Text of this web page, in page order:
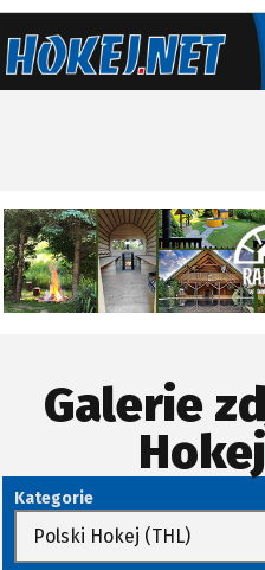
Galerie
Kategorie